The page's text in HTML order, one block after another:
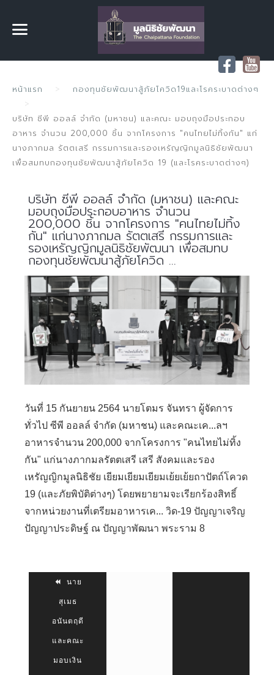
หน้าแรก กองทุนชัยพัฒนาสู้ภัยโควิด19และโรคระบาดต่างๆ
บริษัท ซีพี ออลล์ จำกัด (มหาชน) และคณะ มอบถุงมือประกอบ
อาหาร จำนวน 200,000 ชิ้น จากโครงการ "คนไทยไม่ทิ้งกัน" แก่
นางภากมล รัตตเสรี กรรมการและรองเหรัญญิกมูลนิธิชัยพัฒนา
เพื่อสมทบกองทุนชัยพัฒนาสู้ภัยโควิด 19 (และโรคระบาดต่างๆ)
บริษัท ซีพี ออลล์ จำกัด (มหาชน) และคณะ
มอบถุงมือประกอบอาหาร จำนวน
200,000 ชิ้น จากโครงการ "คนไทยไม่ทิ้ง
กัน" แก่นางภากมล รัตตเสรี กรรมการและ
รองเหรัญญิกมูลนิธิชัยพัฒนา เพื่อสมทบ
กองทุนชัยพัฒนาสู้ภัยโควิด ...
วันที่ 15 กันยายน 2564 นายโตมร จันทรา ผู้จัดการ
ทั่วไป ซีพี ออลล์ จำกัด (มหาชน) และคณะเค...ลฯ
อาหารจำนวน 200,000 จากโครงการ "คนไทยไม่ทิ้ง
กัน" แก่นางภากมลรัตตเสรี เสรี สังคมและรอง
เหรัญญิกมูลนิธิชัย เยียมเยียมเยียมเย้ยเย้ยถาปัตถ์โควด
19 (และภัยพิบัติต่างๆ) โดยพยายามจะเรียกร้องสิทธิ์
จากหน่วยงานที่เตรียมอาหารเค... วิด-19 ปัญญาเจริญ
ปัญญาประดิษฐ์ ณ ปัญญาพัฒนา พระราม 8
นาย
สุเมธ
อนันตฤดี
และคณะ
มอบเงิน